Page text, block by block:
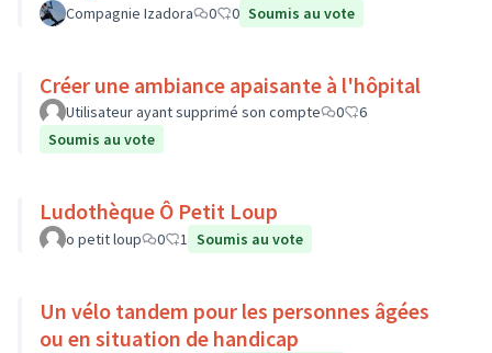
Compagnie Izadora 0 0 Soumis au vote
Créer une ambiance apaisante à l'hôpital
Utilisateur ayant supprimé son compte 0
6
Soumis au vote
Ludothèque Ô Petit Loup
o petit loup 0 1 Soumis au vote
Un vélo tandem pour les personnes âgées
ou en situation de handicap